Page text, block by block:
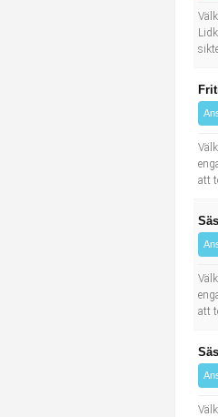
Informatör/
Sjuksköterska,
att
att